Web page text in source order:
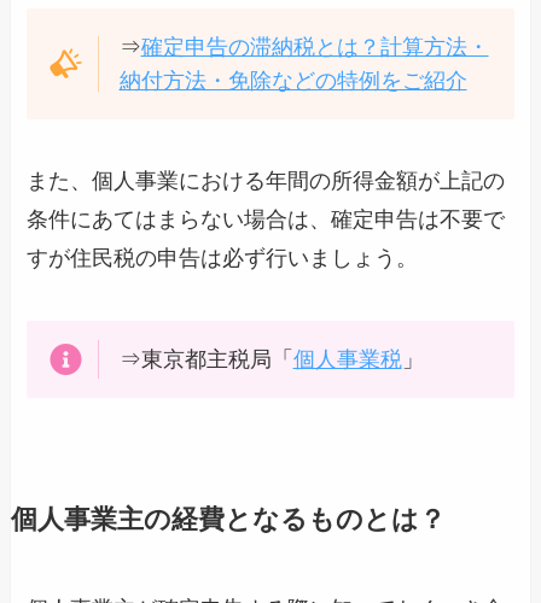
⇒確定申告の滞納税とは？計算方法・
納付方法・免除などの特例をご紹介
また、個人事業における年間の所得金額が上記の
条件にあてはまらない場合は、確定申告は不要で
すが住民税の申告は必ず行いましょう。
⇒東京都主税局「 個人事業税」
個人事業主の経費となるものとは？